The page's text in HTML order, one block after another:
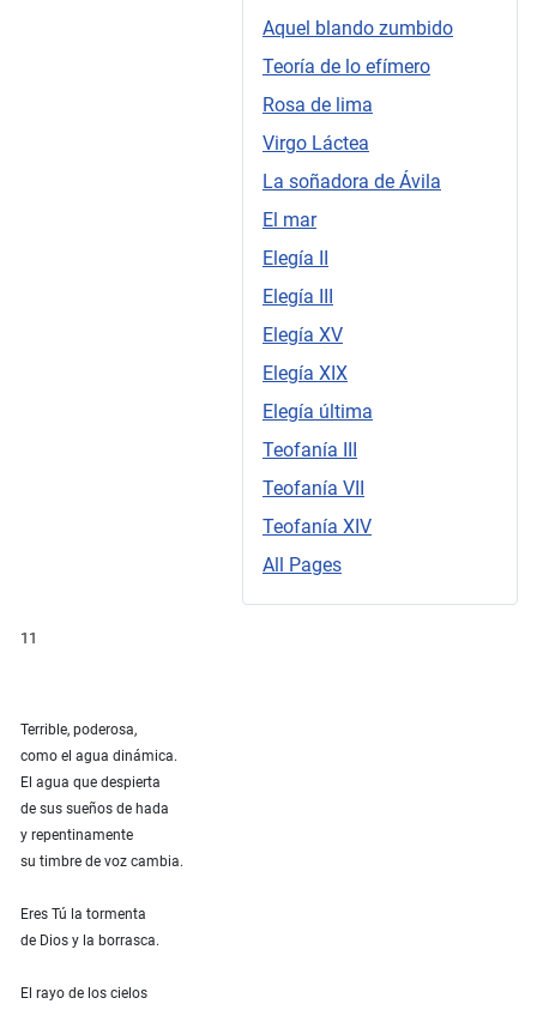
Aquel blando zumbido
Teoría de lo efímero
Rosa de lima
Virgo Láctea
La soñadora de Ávila
El mar
Elegía II
Elegía III
Elegía XV
Elegía XIX
Elegía última
Teofanía III
Teofanía VII
Teofanía XIV
All Pages
11
Terrible, poderosa,
como el agua dinámica.
El agua que despierta
de sus sueños de hada
y repentinamente
su timbre de voz cambia.
Eres Tú la tormenta
de Dios y la borrasca.
El rayo de los cielos